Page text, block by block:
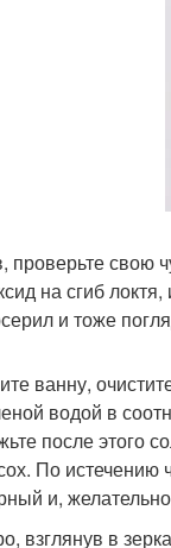
проверьте свою
на сгиб
и тоже
ванну,
водой в
после этого
По
и,
взглянув в